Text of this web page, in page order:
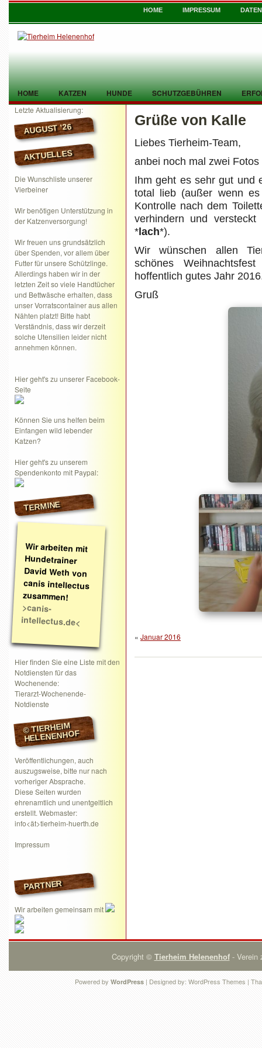
HOME IMPRESSUM
HOME KATZEN HUNDE SCHUTZGEBÜHREN
TIER GEFUNDEN KONTAKT
Letzte Aktualisierung:
AUGUST ’26
AKTUELLES
Die Wunschliste unserer
Vierbeiner
Wir benötigen Unterstützung in
der Katzenversorgung!
Wir freuen uns grundsätzlich
über Spenden, vor allem über
Futter für unsere Schützlinge.
Allerdings haben wir in der
letzten Zeit so viele Handtücher
und Bettwäsche erhalten, dass
unser Vorratscontainer aus allen
Nähten platzt! Bitte habt
Verständnis, dass wir derzeit
solche Utensilien leider nicht
annehmen können.
Hier geht's zu unserer Facebook-
Seite
Können Sie uns helfen beim
Einfangen wild lebender
Katzen?
Hier geht's zu unserem
Spendenkonto mit Paypal:
TERMINE
Wir arbeiten mit
Hundetrainer
David Weth von
canis intellectus
zusammen!
>canis-
intellectus.de<
Hier finden Sie eine Liste mit den
Notdiensten für das
Wochenende:
Tierarzt-Wochenende-
Notdienste
© TIERHEIM
HELENENHOF
Veröffentlichungen, auch
auszugsweise, bitte nur nach
vorheriger Absprache.
Diese Seiten wurden
ehrenamtlich und unentgeltlich
erstellt. Webmaster:
info<ät>tierheim-huerth.de
Impressum
PARTNER
Wir arbeiten gemeinsam mit
Grüße von Kalle
Liebes Tierheim-Team,
anbei noch mal zwei
Ihm geht es sehr gut und
total lieb (außer wenn
Kontrolle nach dem
verhindern und
* lach*).
Wir wünschen allen
schönes
hoffentlich gutes Jahr
Gruß
« Januar 2016
Copyright © Tierheim Helenenhof- Verein
Powered by WordPress | Designed by: WordPress Themes |